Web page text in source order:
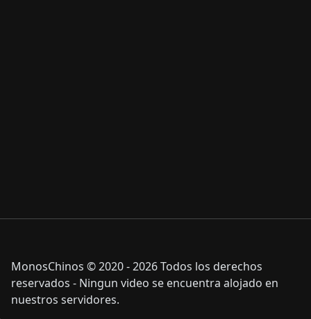
MonosChinos © 2020 - 2026 Todos los derechos
reservados - Ningun video se encuentra alojado en
nuestros servidores.